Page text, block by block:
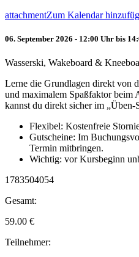
attachmentZum Kalendar
06. September 2026 - 12:00 Uhr bis
Wasserski, Wakeboard &
Lerne die Grundlagen direkt von
und maximalem Spaßfaktor beim
kannst du direkt sicher im „Üben-
Flexibel: Kostenfreie
Gutscheine: Im
Termin mitbringen.
Wichtig: vor Kursbeginn
1783504054
Gesamt:
59.00 €
Teilnehmer: